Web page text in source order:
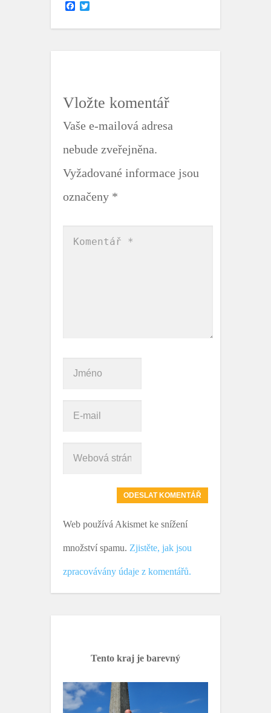
F
Vložte komentář
Vaše e-mailová adresa
nebude zveřejněna.
Vyžadované informace jsou
označeny *
Web používá Akismet ke snížení
množství spamu. Zjistěte, jak jsou
zpracovávány údaje z komentářů.
Tento kraj je barevný